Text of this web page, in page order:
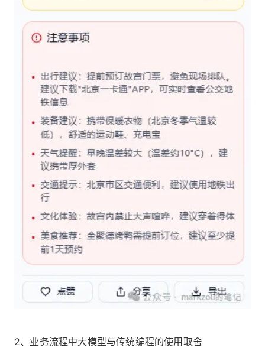
2、业务流程中大模型与传统编程的使用取舍